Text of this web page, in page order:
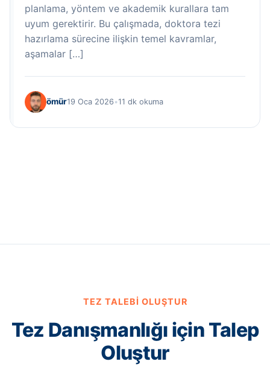
planlama, yöntem ve akademik kurallara tam
uyum gerektirir. Bu çalışmada, doktora tezi
hazırlama sürecine ilişkin temel kavramlar,
aşamalar […]
ömür19 Oca 2026 •11 dk okuma
TEZ TALEBI OLUŞTUR
Tez Danışmanlığı için Talep
Oluştur